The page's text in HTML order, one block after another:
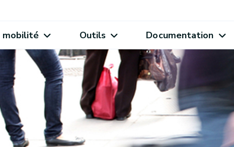
mobilité Outils Documentation